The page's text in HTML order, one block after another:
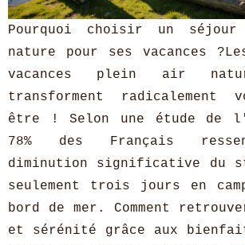
Pourquoi choisir un
nature pour ses vacances
vacances plein air
transforment radicalement
être ! Selon une étude de
78% des Français
diminution significative du
seulement trois jours en
bord de mer. Comment
et sérénité grâce aux